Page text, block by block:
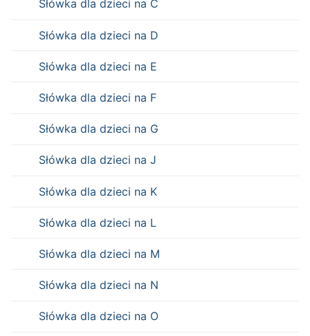
Słówka dla dzieci na C
Słówka dla dzieci na D
Słówka dla dzieci na E
Słówka dla dzieci na F
Słówka dla dzieci na G
Słówka dla dzieci na J
Słówka dla dzieci na K
Słówka dla dzieci na L
Słówka dla dzieci na M
Słówka dla dzieci na N
Słówka dla dzieci na O